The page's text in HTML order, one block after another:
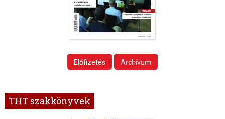
Előfizetés Archívum
THT szakkönyvek